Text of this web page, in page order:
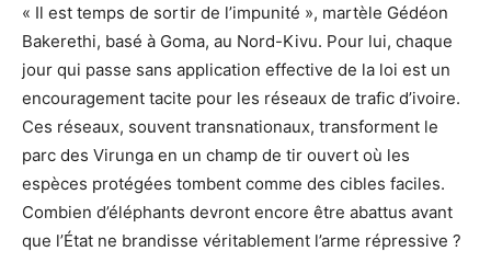
« Il est temps de sortir de l’impunité », martèle Gédéon
Bakerethi, basé à Goma, au Nord-Kivu. Pour lui, chaque
jour qui passe sans application effective de la loi est un
encouragement tacite pour les réseaux de trafic d’ivoire.
Ces réseaux, souvent transnationaux, transforment le
parc des Virunga en un champ de tir ouvert où les
espèces protégées tombent comme des cibles faciles.
Combien d’éléphants devront encore être abattus avant
que l’État ne brandisse véritablement l’arme répressive ?